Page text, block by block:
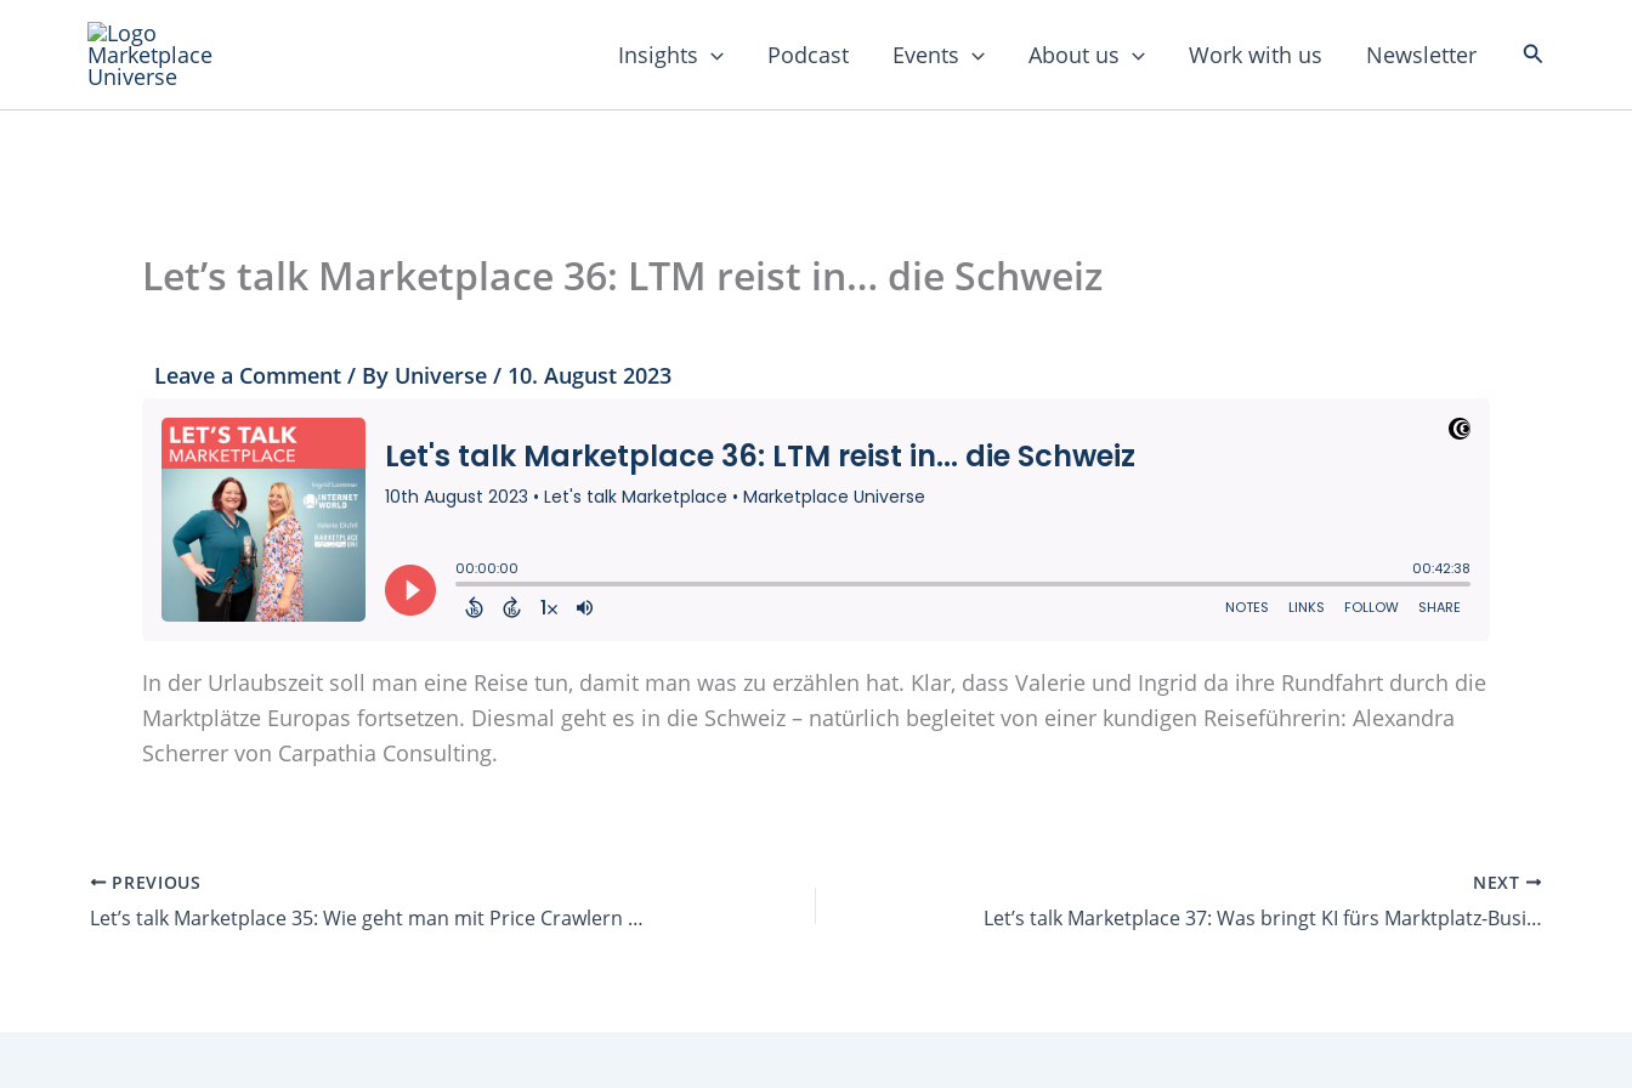
Insights Podcast Events About us Work with us Newsletter Search
Let’s talk Marketplace 36: LTM reist in… die Schweiz
Leave a Comment / By Universe / 10. August 2023
In der Urlaubszeit soll man eine Reise tun, damit man was zu erzählen hat. Klar, dass Valerie und Ingrid da ihre Rundfahrt durch die
Marktplätze Europas fortsetzen. Diesmal geht es in die Schweiz – natürlich begleitet von einer kundigen Reiseführerin: Alexandra
Scherrer von Carpathia Consulting.
PREVIOUS
Let’s talk Marketplace 35: Wie geht man mit Price Crawlern um, Sebastian Klumpp?
NEXT
Let’s talk Marketplace 37: Was bringt KI fürs Marktplatz-Business, Garrit Wilson?